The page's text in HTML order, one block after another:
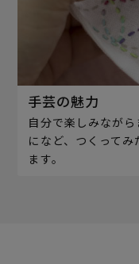
手芸の魅力
自分で楽しみなが
になど、つくって
ます。